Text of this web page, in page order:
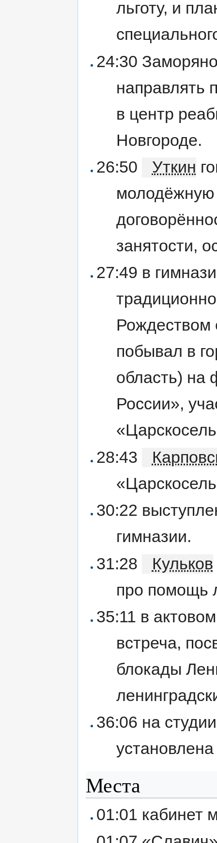
льготу, и
24:30
направлять
в центр
Новгороде.
26:50
Уткин
молодёжную
занятости,
27:49 в
Рождеством
побывал в
область) на
России»,
28:43
30:22
гимназии.
31:28
Кульков
про помощь
35:11 в
встреча,
блокады
36:06 на
Места
01:01 кабинет